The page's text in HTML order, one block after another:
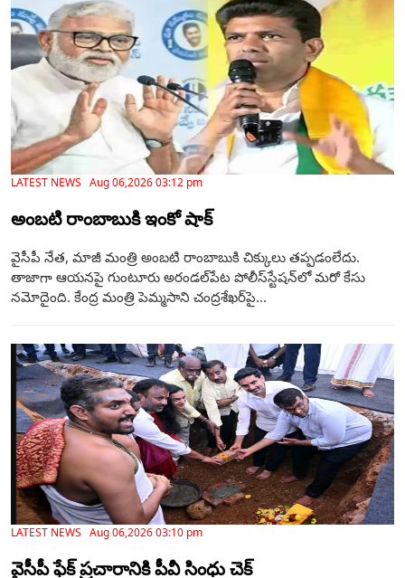
LATEST NEWS Aug 06,2026 03:12 pm
అంబటి రాంబాబుకి ఇంకో షాక్
వైసీపీ నేత, మాజీ మంత్రి అంబటి రాంబాబుకి చిక్కులు తప్పడంలేదు.
తాజాగా ఆయనపై గుంటూరు అరండల్‌పేట పోలీస్‌స్టేషన్‌లో మరో కేసు
నమోదైంది. కేంద్ర మంత్రి పెమ్మసాని చంద్రశేఖర్‌పై...
LATEST NEWS Aug 06,2026 03:10 pm
వైసీపీ ఫేక్ ప్రచారానికి పీవీ సింధు చెక్